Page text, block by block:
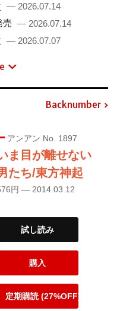
— 2026.07.14
売 — 2026.07.14
— 2026.07.07
Backnumber
アンアン No. 1897
ま目が離せない
たち/東方神起
円 — 2014.03.12
試し読み
購入
定期購読 (27%OFF)